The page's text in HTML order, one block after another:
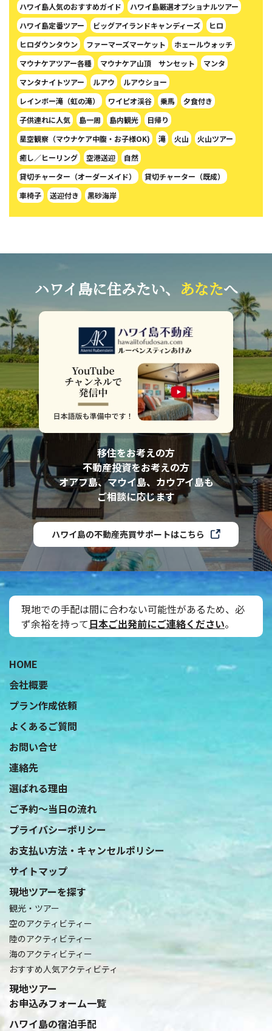
ハワイ島人気のおすすめガイド
ハワイ島厳選オプショナルツアー
ハワイ島定番ツアー
ビッグアイランドキャンディーズ
ヒロ
ヒロダウンタウン
ファーマーズマーケット
ホェールウォッチ
マウナケアツアー各種
マウナケア山頂 サンセット
マンタ
マンタナイトツアー
ルアウ
ルアウショー
レインボー滝（虹の滝）
ワイピオ渓谷 乗馬
夕食付き
子供連れに人気
島一周 島内観光
日帰り
星空観察（マウナケア中腹・お子様OK)
滝 火山
火山ツアー
癒し／ヒーリング
空港送迎
自然
貸切チャーター（オーダーメイド）
貸切チャーター（既成）
車椅子
送迎付き 黒砂海岸
ハワイ島に住みたい、 あなたへ
移住をお考えの方
不動産投資をお考えの方
オアフ島、マウイ島、カウアイ島も
ご相談に応じます
ハワイ島の不動産売買サポートはこちら
現地での手配は間に合わない可能性があるため、必
ず余裕を持って日本ご出発前にご連絡ください。
HOME
会社概要
プラン作成依頼
よくあるご質問
お問い合せ
連絡先
選ばれる理由
ご予約〜当日の流れ
プライバシーポリシー
お支払い方法・キャンセルポリシー
サイトマップ
現地ツアーを探す
観光・ツアー
空のアクティビティー
陸のアクティビティー
海のアクティビティー
おすすめ人気アクティビティ
現地ツアー
お申込みフォーム一覧
ハワイ島の宿泊手配